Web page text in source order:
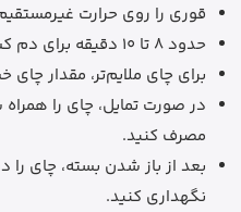
قوری را روی حرارت
حدود 8 تا 10 دقیقه برای دم کشیدن زمان بدهید.
برای چای ملایم‌تر، مقدار
در صورت تمایل، چای را همراه
مصرف کنید.
بعد از باز شدن بسته، چای
نگهداری کنید.